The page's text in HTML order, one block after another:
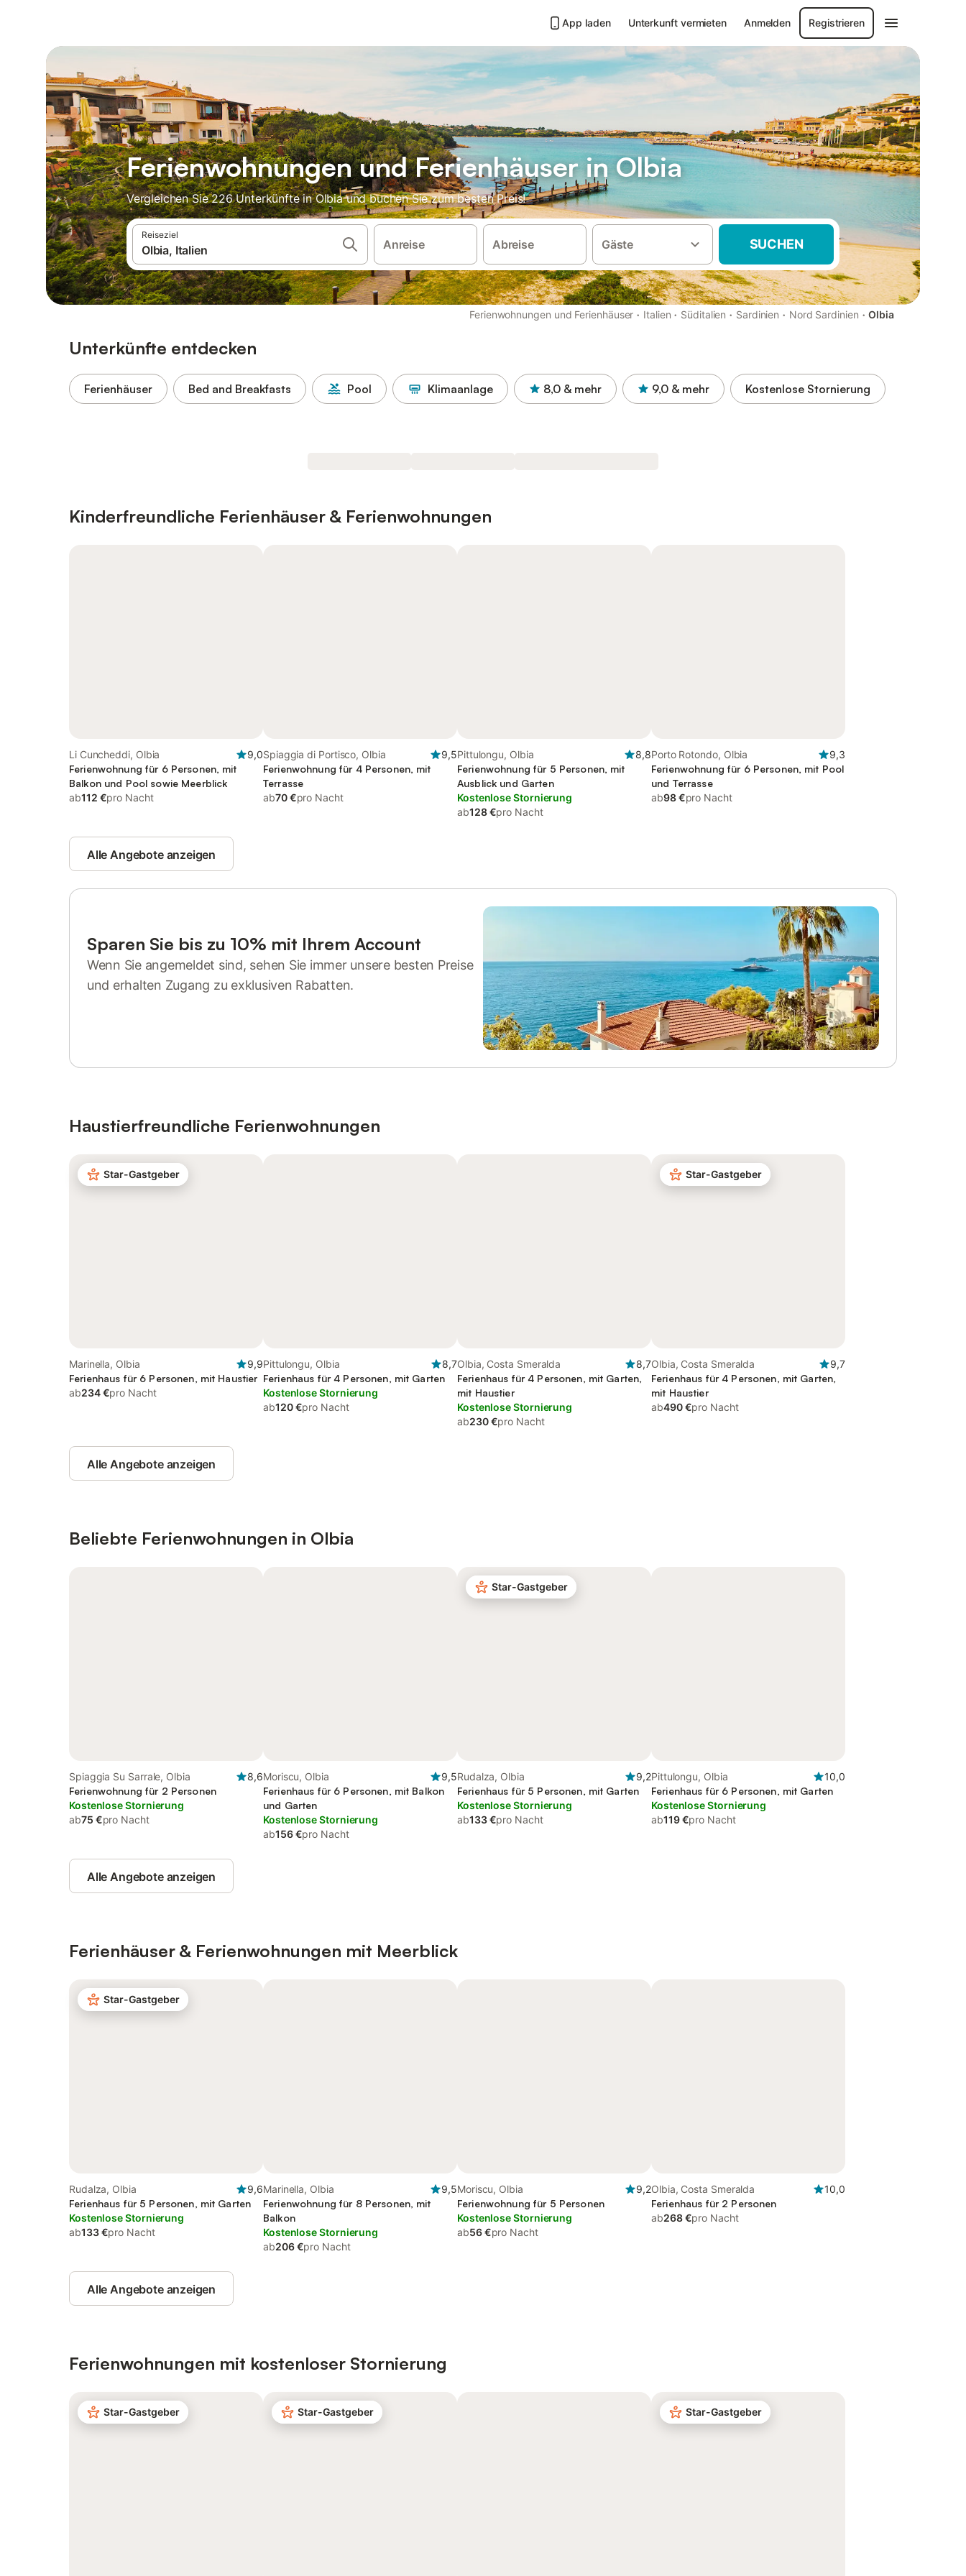
App laden Unterkunft vermieten Anmelden Registrieren
Ferienwohnungen und Ferienhäuser in Olbia
Vergleichen Sie 226 Unterkünfte in Olbia und buchen Sie zum besten Preis!
Reiseziel
Anreise Abreise Gäste SUCHEN
Ferienwohnungen und Ferienhäuser · Italien · Süditalien · Sardinien · Nord Sardinien · Olbia
Unterkünfte entdecken
Ferienhäuser Bed and Breakfasts Pool Klimaanlage 8,0 & mehr 9,0 & mehr Kostenlose Stornierung
Kinderfreundliche Ferienhäuser & Ferienwohnungen
Li Cuncheddi, Olbia
9,0
Ferienwohnung für 6 Personen, mit
Balkon und Pool sowie Meerblick
ab112 €pro Nacht
Spiaggia di Portisco, Olbia
9,5
Ferienwohnung für 4 Personen, mit
Terrasse
ab70 €pro Nacht
Pittulongu, Olbia
8,8
Ferienwohnung für 5 Personen, mit
Ausblick und Garten
Kostenlose Stornierung
ab128 €pro Nacht
Porto Rotondo, Olbia
9,3
Ferienwohnung für 6 Personen, mit Pool
und Terrasse
ab98 €pro Nacht
Alle Angebote anzeigen
Sparen Sie bis zu 10% mit Ihrem Account
Wenn Sie angemeldet sind, sehen Sie immer unsere besten Preise
und erhalten Zugang zu exklusiven Rabatten.
Haustierfreundliche Ferienwohnungen
Star-Gastgeber
Marinella, Olbia
9,9
Ferienhaus für 6 Personen, mit Haustier
ab234 €pro Nacht
Pittulongu, Olbia
8,7
Ferienhaus für 4 Personen, mit Garten
Kostenlose Stornierung
ab120 €pro Nacht
Olbia, Costa Smeralda
8,7
Ferienhaus für 4 Personen, mit Garten,
mit Haustier
Kostenlose Stornierung
ab230 €pro Nacht
Star-Gastgeber
Olbia, Costa Smeralda
9,7
Ferienhaus für 4 Personen, mit Garten,
mit Haustier
ab490 €pro Nacht
Alle Angebote anzeigen
Beliebte Ferienwohnungen in Olbia
Spiaggia Su Sarrale, Olbia
8,6
Ferienwohnung für 2 Personen
Kostenlose Stornierung
ab75 €pro Nacht
Moriscu, Olbia
9,5
Ferienhaus für 6 Personen, mit Balkon
und Garten
Kostenlose Stornierung
ab156 €pro Nacht
Star-Gastgeber
Rudalza, Olbia
9,2
Ferienhaus für 5 Personen, mit Garten
Kostenlose Stornierung
ab133 €pro Nacht
Pittulongu, Olbia
10,0
Ferienhaus für 6 Personen, mit Garten
Kostenlose Stornierung
ab119 €pro Nacht
Alle Angebote anzeigen
Ferienhäuser & Ferienwohnungen mit Meerblick
Star-Gastgeber
Rudalza, Olbia
9,6
Ferienhaus für 5 Personen, mit Garten
Kostenlose Stornierung
ab133 €pro Nacht
Marinella, Olbia
9,5
Ferienwohnung für 8 Personen, mit
Balkon
Kostenlose Stornierung
ab206 €pro Nacht
Moriscu, Olbia
9,2
Ferienwohnung für 5 Personen
Kostenlose Stornierung
ab56 €pro Nacht
Olbia, Costa Smeralda
10,0
Ferienhaus für 2 Personen
ab268 €pro Nacht
Alle Angebote anzeigen
Ferienwohnungen mit kostenloser Stornierung
Star-Gastgeber Star-Gastgeber Star-Gastgeber